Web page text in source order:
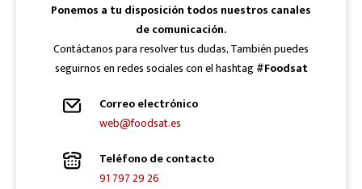
Ponemos a tu disposición todos nuestros canales
de comunicación.
Contáctanos para resolver tus dudas, También puedes
seguirnos en redes sociales con el hashtag#Foodsat
Correo electrónico
web@foodsat.es
Teléfono de contacto
91 797 29 26